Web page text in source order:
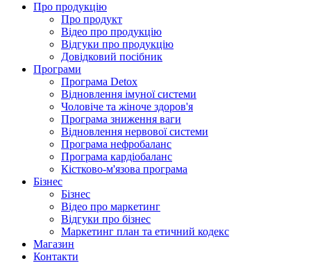
Про продукцію
Про продукт
Відео про продукцію
Відгуки про продукцію
Довідковий посібник
Програми
Програма Detox
Відновлення імуної системи
Чоловіче та жіноче здоров'я
Програма зниження ваги
Відновлення нервової системи
Програма нефробаланс
Програма кардіобаланс
Кістково-м'язова програма
Бізнес
Бізнес
Відео про маркетинг
Відгуки про бізнес
Маркетинг план та етичний кодекс
Магазин
Контакти